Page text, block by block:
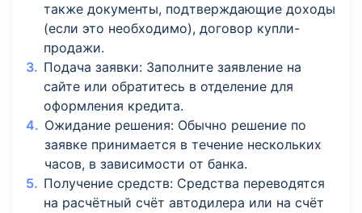
также документы, подтверждающие доходы
(если это необходимо), договор купли-
продажи.
Подача заявки: Заполните заявление на
сайте или обратитесь в отделение для
оформления кредита.
Ожидание решения: Обычно решение по
заявке принимается в течение нескольких
часов, в зависимости от банка.
Получение средств: Средства переводятся
на расчётный счёт автодилера или на счёт